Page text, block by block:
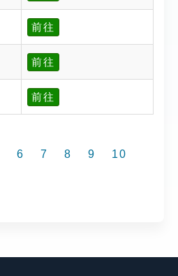
前往
前往
前往
6 7 8 9
10